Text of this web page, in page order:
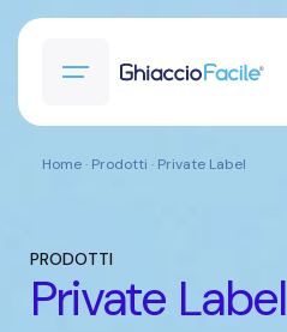
Home· Prodotti · Private Label
PRODOTTI
Private Label